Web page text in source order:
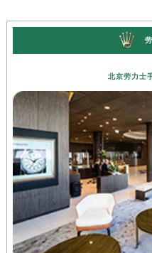
北京劳力士